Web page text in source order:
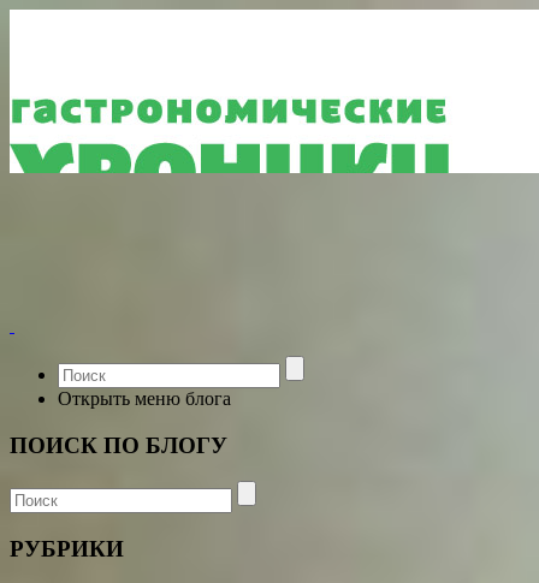
Открыть меню блога
ПОИСК ПО БЛОГУ
РУБРИКИ